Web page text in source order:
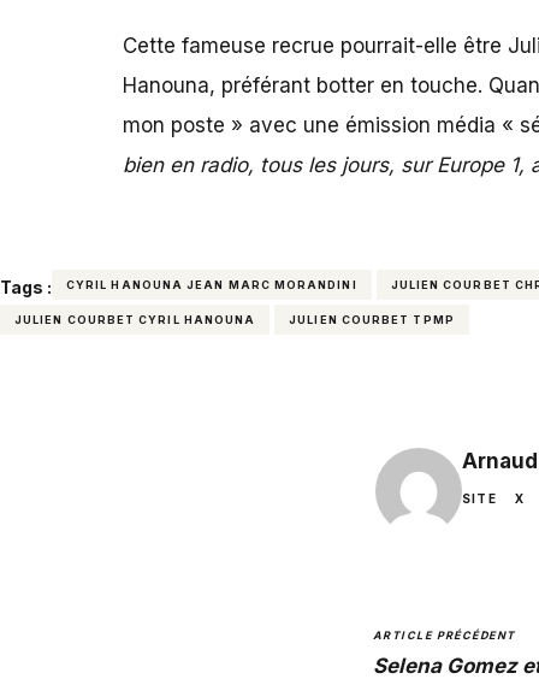
Cette fameuse recrue pourrait-elle être
Hanouna, préférant botter en touche.
mon poste » avec une émission média «
bien en radio, tous les jours, sur Europe 1,
Tags : CYRIL HANOUNA JEAN MARC MORANDINI JULIEN COURBET
JULIEN COURBET CYRIL HANOUNA JULIEN COURBET TPMP
Arnaud
SITE X
ARTICLE PRÉCÉDENT
Selena Gomez